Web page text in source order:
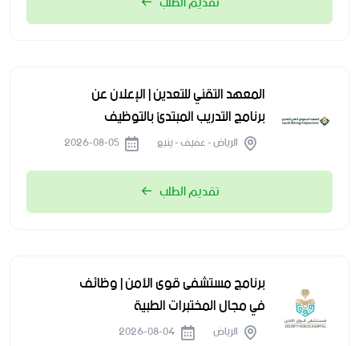
المعهد التقني للتعدين | الإعلان عن
برنامج التدريب المبتدئ بالتوظيف
الرياض - عفيف - ينبع
تقديم الطلب
برنامج مستشفى قوى الأمن | وظائف
في مجال المختبرات الطبية
الرياض